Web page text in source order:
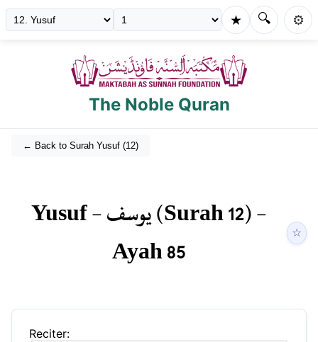
★ 🔍 ⚙️
The Noble Quran
← Back to Surah Yusuf (12)
Yusuf-يوسف(Surah12) -
Ayah85
☆
Reciter: